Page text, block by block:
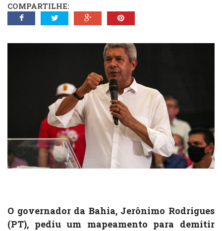
COMPARTILHE:
O governador da Bahia, Jerônimo Rodrigues
(PT), pediu um mapeamento para demitir